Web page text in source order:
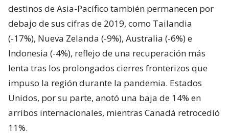
destinos de Asia-Pacífico también permanecen por
debajo de sus cifras de 2019, como Tailandia
(-17%), Nueva Zelanda (-9%), Australia (-6%) e
Indonesia (-4%), reflejo de una recuperación más
lenta tras los prolongados cierres fronterizos que
impuso la región durante la pandemia. Estados
Unidos, por su parte, anotó una baja de 14% en
arribos internacionales, mientras Canadá retrocedió
11%.